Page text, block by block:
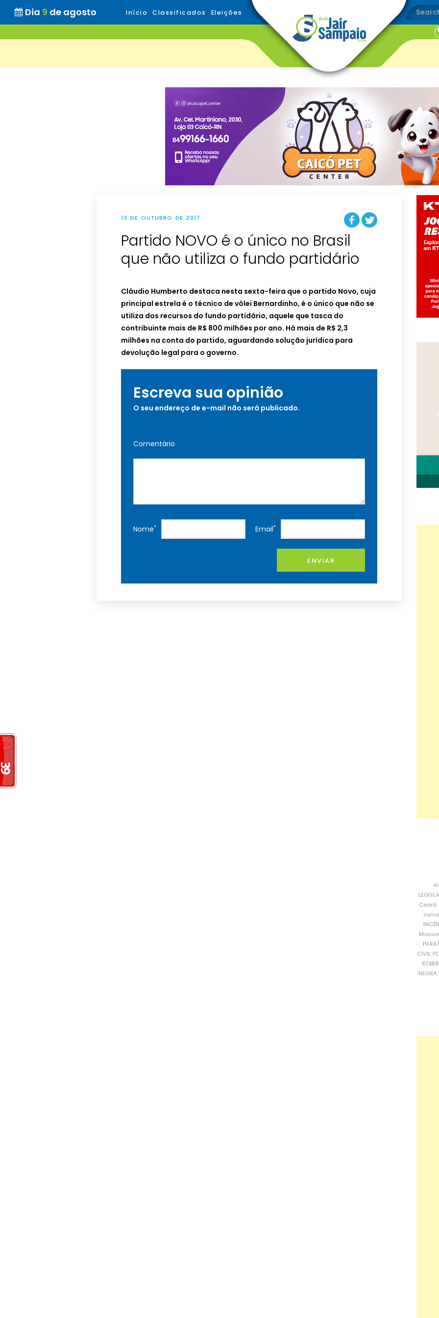
Dia 9 de agosto Início Classificados Eleições
13 DE OUTUBRO DE 2017
Partido NOVO é o único no Brasil
que não utiliza o fundo partidário
Cláudio Humberto destaca nesta sexta-feira que o partido Novo, cuja
principal estrela é o técnico de vôlei Bernardinho, é o único que não se
utiliza dos recursos do fundo partidário, aquele que tasca do
contribuinte mais de R$ 800 milhões por ano. Há mais de R$ 2,3
milhões na conta do partido, aguardando solução jurídica para
devolução legal para o governo.
Escreva sua opinião
O seu endereço de e-mail não será publicado.
Comentário
Nome* Email*
ENVIAR
Ceará
CIVIL
NEGRA